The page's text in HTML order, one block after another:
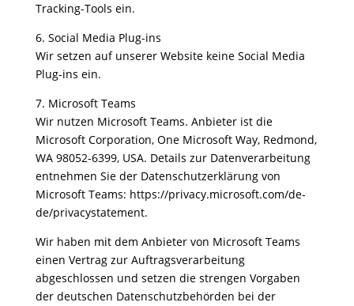
Tracking-Tools ein.
6. Social Media Plug-ins
Wir setzen auf unserer Website keine Social Media
Plug-ins ein.
7. Microsoft Teams
Wir nutzen Microsoft Teams. Anbieter ist die
Microsoft Corporation, One Microsoft Way, Redmond,
WA 98052-6399, USA. Details zur Datenverarbeitung
entnehmen Sie der Datenschutzerklärung von
Microsoft Teams: https://privacy.microsoft.com/de-
de/privacystatement.
Wir haben mit dem Anbieter von Microsoft Teams
einen Vertrag zur Auftragsverarbeitung
abgeschlossen und setzen die strengen Vorgaben
der deutschen Datenschutzbehörden bei der